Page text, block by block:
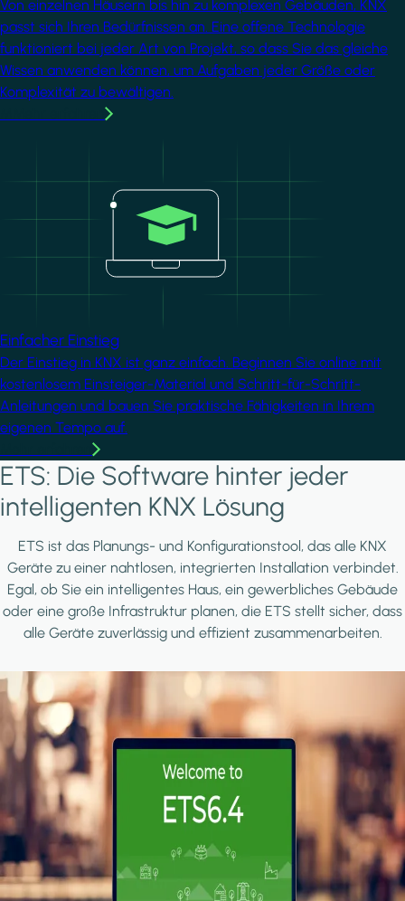
Von einzelnen Häusern bis hin zu komplexen Gebäuden, KNX
passt sich Ihren Bedürfnissen an. Eine offene Technologie
funktioniert bei jeder Art von Projekt, so dass Sie das gleiche
Wissen anwenden können, um Aufgaben jeder Größe oder
Komplexität zu bewältigen.
Einfacher Einstieg
Der Einstieg in KNX ist ganz einfach. Beginnen Sie online mit
kostenlosem Einsteiger-Material und Schritt-für-Schritt-
Anleitungen und bauen Sie praktische Fähigkeiten in Ihrem
eigenen Tempo auf.
ETS: Die Software hinter jeder
intelligenten KNX Lösung
ETS ist das Planungs- und Konfigurationstool, das alle KNX
Geräte zu einer nahtlosen, integrierten Installation verbindet.
Egal, ob Sie ein intelligentes Haus, ein gewerbliches Gebäude
oder eine große Infrastruktur planen, die ETS stellt sicher, dass
alle Geräte zuverlässig und effizient zusammenarbeiten.
Image